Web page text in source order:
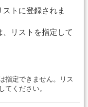
トに登録されま
リストを指定して
指定できません。リス
てください。